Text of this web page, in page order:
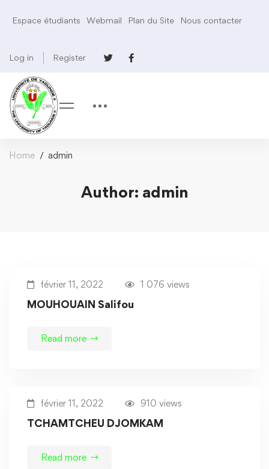
Espace étudiants Webmail Plan du Site Nous contacter
Log in Register
Home admin
Author: admin
février 11, 2022 1 076 views
MOUHOUAIN Salifou
Read more
février 11, 2022 910 views
TCHAMTCHEU DJOMKAM
Read more